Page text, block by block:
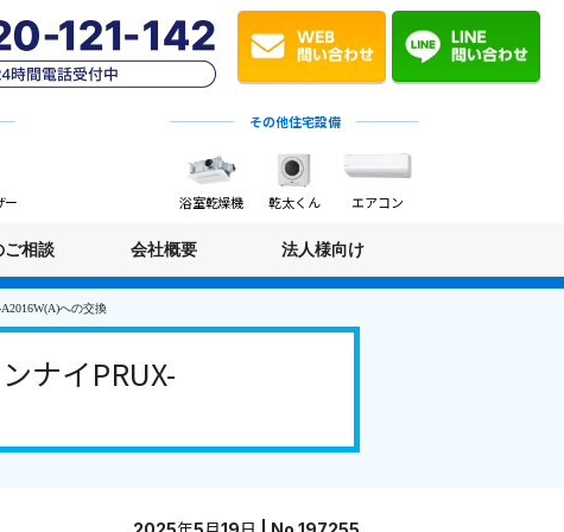
ー
その他住宅設備
浴室乾燥機 乾太くん エアコン
ご相談 会社概要 法人様向け
への交換
ナイPRUX-